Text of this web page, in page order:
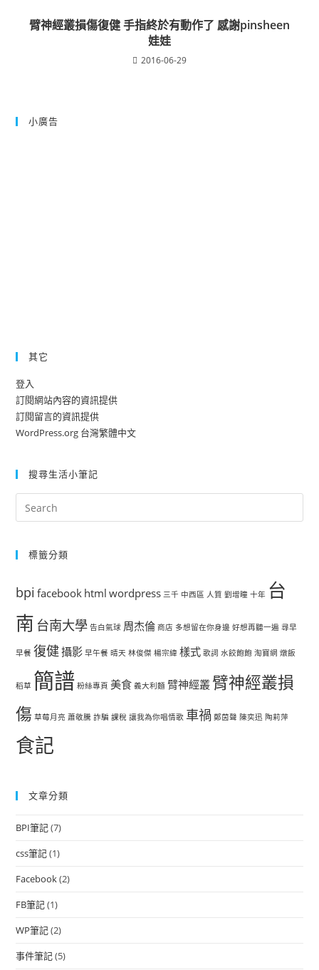
臂神經叢損傷復健 手指終於有動作了 感謝pinsheen
娃娃
2016-06-29
小廣告
其它
登入
訂閱網站內容的資訊提供
訂閱留言的資訊提供
WordPress.org 台灣繁體中文
搜尋生活小筆記
標籤分類
bpi facebook html wordpress 三千 中西區 人質 劉增瞳 十年 台
南 台南大學 告白氣球 周杰倫 商店 多想留在你身邊 好想再聽一遍 尋早
早餐 復健攝影 早午餐 晴天 林俊傑 楊宗緯 樣式 歌詞 水餃飽飽 淘寶網 燉飯
稻草 簡譜 粉絲專頁 美食 義大利麵 臂神經叢 臂神經叢損
傷 草莓月亮 蕭敬騰 詐騙 課稅 讓我為你唱情歌 車禍 鄭茵聲 陳奕迅 陶莉萍
食記
文章分類
BPI筆記(7)
css筆記(1)
Facebook(2)
FB筆記(1)
WP筆記(2)
事件筆記(5)